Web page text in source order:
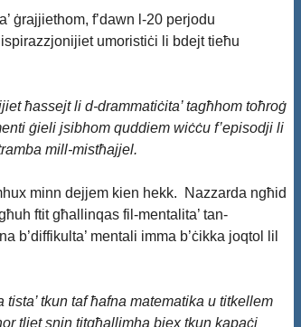
ġrajjiethom, f’dawn l-20 perjodu
umoristiċi li bdejt tieħu
ħassejt li d-drammatiċita’ tagħhom toħroġ
ġieli jsibhom quddiem wiċċu f’episodji li
mill-mistħajjel.
minn dejjem kien hekk. Nazzarda ngħid
ftit għallinqas fil-mentalita’ tan-
mentali imma b’ċikka joqtol lil
tkun taf ħafna matematika u titkellem
tliet snin titgħallimha biex tkun kapaċi